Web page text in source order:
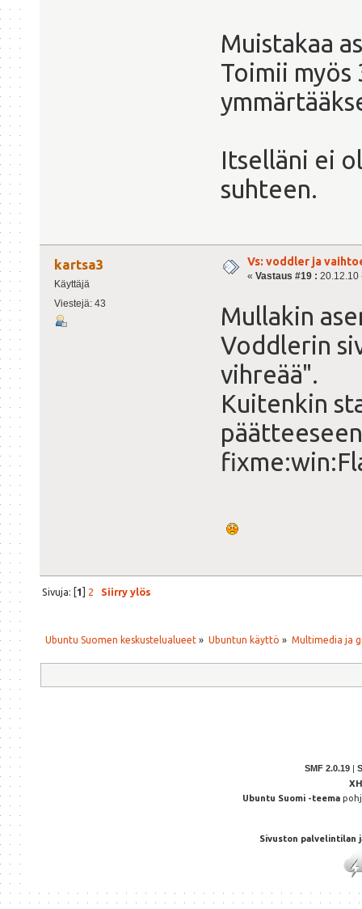
Muistakaa
Toimii
Itselläni ei
suhteen.
kartsa3
Käyttäjä
Viestejä: 43
Vs: voddler ja
« Vastaus #19 : 20.12.10
Mullakin
Voddlerin
vihreää".
Kuitenkin
Sivuja: [1] 2 Siirry ylös
Ubuntu Suomen keskustelualueet » Ubuntun käyttö » Multimedia ja
SMF 2.0.19 |
Ubuntu Suomi -teema
Sivuston palvelintilan